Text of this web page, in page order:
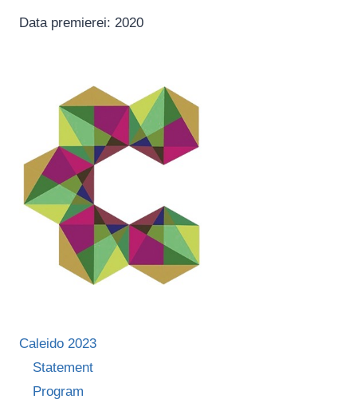
Data premierei: 2020
Caleido 2023
Statement
Program